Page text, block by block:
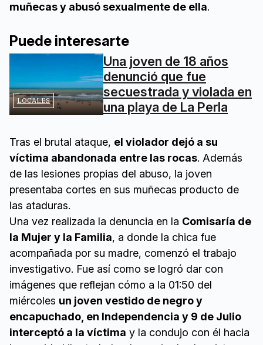
muñecas y abusó sexualmente de ella.
Puede interesarte
LOCALES
Una joven de 18 años
denunció que fue
secuestrada y violada en
una playa de La Perla
Tras el brutal ataque, el violador dejó a su
víctima abandonada entre las rocas. Además
de las lesiones propias del abuso, la joven
presentaba cortes en sus muñecas producto de
las ataduras.
Una vez realizada la denuncia en la Comisaría de
la Mujer y la Familia, a donde la chica fue
acompañada por su madre, comenzó el trabajo
investigativo. Fue así como se logró dar con
imágenes que reflejan cómo a la 01:50 del
miércoles un joven vestido de negro y
encapuchado, en Independencia y 9 de Julio
interceptó a la víctima y la condujo con él hacia